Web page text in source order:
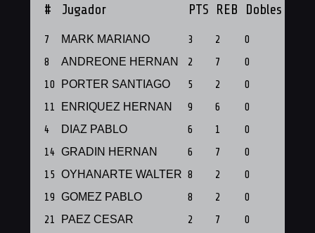
# Jugador PTS REB Dobles
7 MARK MARIANO 3 2 0
8
ANDREONE HERNAN 2 7 0
10
PORTER SANTIAGO 5 2 0
11
ENRIQUEZ HERNAN 9 6 0
4
DIAZ PABLO 6 1 0
14 GRADIN HERNAN 6 7 0
15 OYHANARTE WALTER 8 2 0
19 GOMEZ PABLO 8 2 0
21
PAEZ CESAR 2 7 0